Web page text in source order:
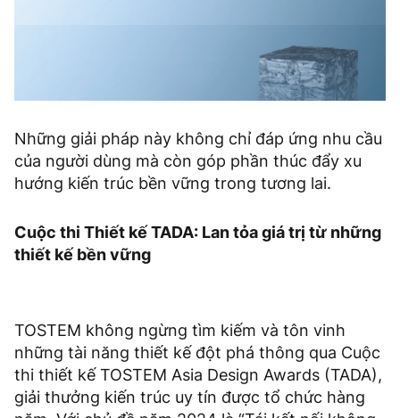
Những giải pháp này không chỉ đáp ứng nhu cầu
của người dùng mà còn góp phần thúc đẩy xu
hướng kiến trúc bền vững trong tương lai.
Cuộc thi Thiết kế TADA: Lan tỏa giá trị từ những
thiết kế bền vững
TOSTEM không ngừng tìm kiếm và tôn vinh
những tài năng thiết kế đột phá thông qua Cuộc
thi thiết kế TOSTEM Asia Design Awards (TADA),
giải thưởng kiến trúc uy tín được tổ chức hàng